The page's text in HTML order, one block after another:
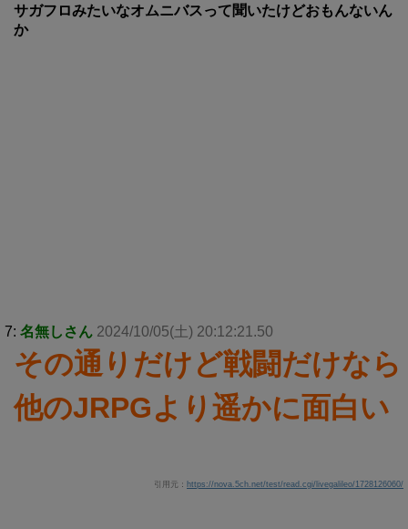
サガフロみたいなオムニバスって聞いたけどおもんないん
か
7: 名無しさん 2024/10/05(土) 20:12:21.50
その通りだけど戦闘だけなら
他のJRPGより遥かに面白い
引用元： https://nova.5ch.net/test/read.cgi/livegalileo/1728126060/